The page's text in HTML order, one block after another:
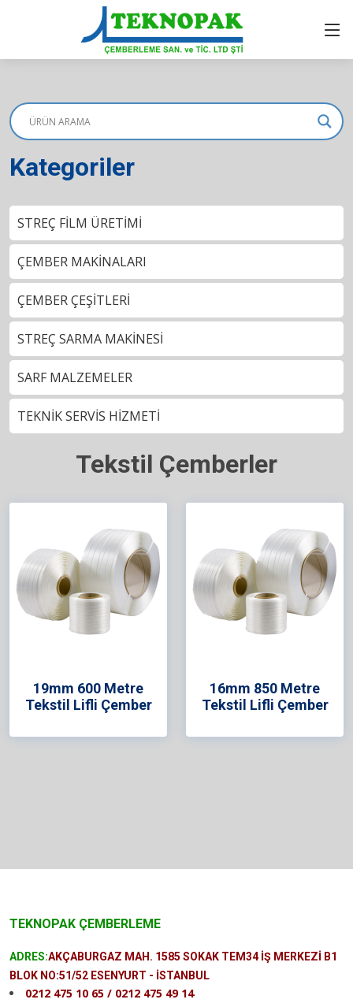
Kategoriler
STREÇ FİLM ÜRETİMİ
ÇEMBER MAKİNALARI
ÇEMBER ÇEŞİTLERİ
STREÇ SARMA MAKİNESİ
SARF MALZEMELER
TEKNİK SERVİS HİZMETİ
Tekstil Çemberler
19mm 600 Metre
Tekstil Lifli Çember
16mm 850 Metre
Tekstil Lifli Çember
TEKNOPAK ÇEMBERLEME
ADRES:AKÇABURGAZ MAH. 1585 SOKAK TEM34 İŞ MERKEZİ B1
BLOK NO:51/52 ESENYURT - İSTANBUL
0212 475 10 65 / 0212 475 49 14